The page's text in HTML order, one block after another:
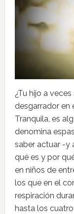
¿Tu hijo a
desgarrador en
Tranquila, es
denomina
saber actuar -y
qué es y por
en niños de
los que en el
respiración
hasta los